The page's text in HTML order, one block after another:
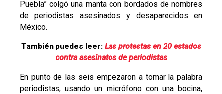
Puebla” colgó una manta con bordados de nombres
de periodistas asesinados y desaparecidos en
México.
También puedes leer: Las protestas en 20 estados
contra asesinatos de periodistas
En punto de las seis empezaron a tomar la palabra
periodistas, usando un micrófono con una bocina,